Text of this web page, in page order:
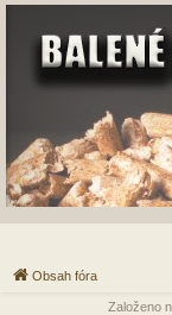
Obsah fóra
Založeno